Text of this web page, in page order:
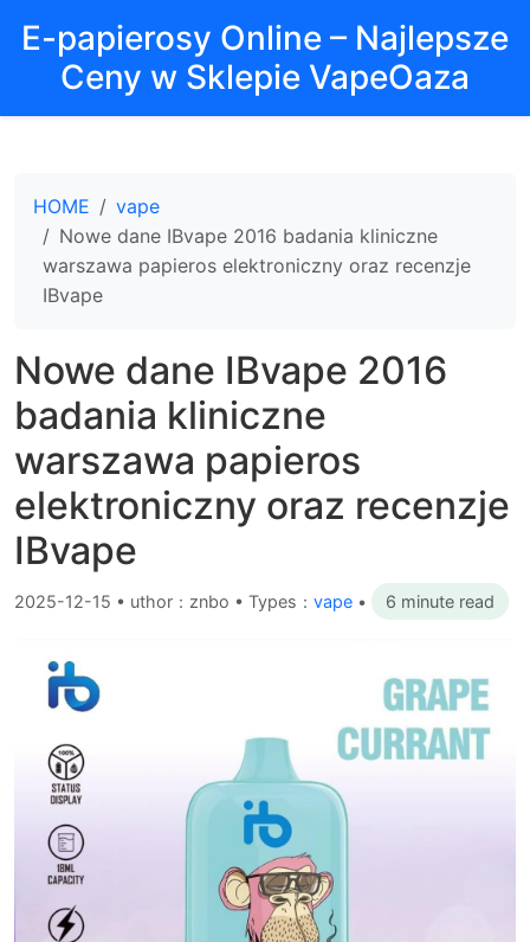
E-papierosy Online – Najlepsze
Ceny w Sklepie VapeOaza
HOME
vape
Nowe dane IBvape 2016 badania kliniczne
warszawa papieros elektroniczny oraz recenzje
IBvape
Nowe dane IBvape 2016
badania kliniczne
warszawa papieros
elektroniczny oraz recenzje
IBvape
2025-12-15 • uthor：znbo • Types： vape • 6 minute read